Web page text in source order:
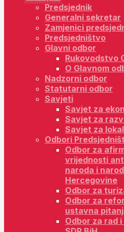
Predsjednik
Generalni sekretar
Zamjenici
Predsjedništvo
Glavni odbor
Rukovodstvo
O Glavnom
Nadzorni odbor
Statutarni odbor
Savjeti
Savjet za
Savjet za
Savjet za
Odbori
Odbor za
vrijednosti
naroda i
Hercegovine
Odbor za
Odbor za
ustavna
Odbor za rad